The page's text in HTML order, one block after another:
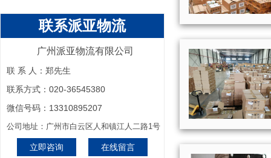
联系派亚物流
广州派亚物流有限公司
联 系 人：郑先生
联系方式：020-36545380
微信号码：13310895207
公司地址：广州市白云区人和镇江人二路1号
立即咨询 在线留言